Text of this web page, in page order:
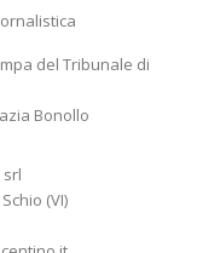
del Tribunale di
Bonollo
srl
(VI)